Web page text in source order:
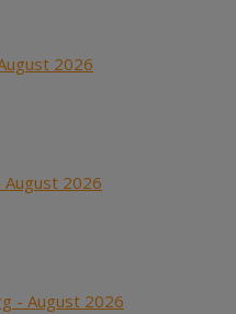
2026
2026
- August 2026